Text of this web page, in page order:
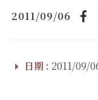
2011/09/06
日期 : 2011/09/